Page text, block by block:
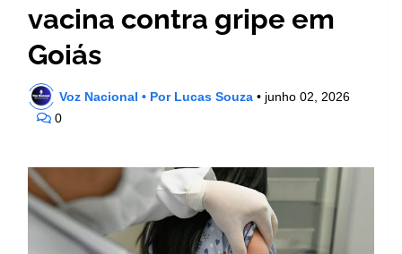
vacina contra gripe em
Goiás
Voz Nacional • Por Lucas Souza • junho 02, 2026
0